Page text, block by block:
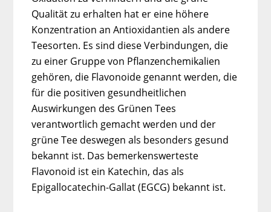
Qualität zu erhalten hat er eine höhere
Konzentration an Antioxidantien als andere
Teesorten. Es sind diese Verbindungen, die
zu einer Gruppe von Pflanzenchemikalien
gehören, die Flavonoide genannt werden, die
für die positiven gesundheitlichen
Auswirkungen des Grünen Tees
verantwortlich gemacht werden und der
grüne Tee deswegen als besonders gesund
bekannt ist. Das bemerkenswerteste
Flavonoid ist ein Katechin, das als
Epigallocatechin-Gallat (EGCG) bekannt ist.